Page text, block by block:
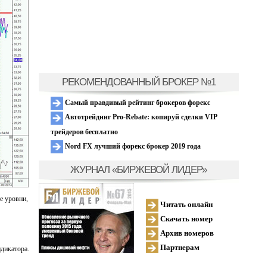
уровни,
РЕКОМЕНДОВАННЫЙ БРОКЕР №1
Самый правдивый рейтинг брокеров форекс
Автотрейдинг Pro-Rebate: копируй сделки VIP
трейдеров бесплатно
Nord FX лучший форекс брокер 2019 года
ЖУРНАЛ «БИРЖЕВОЙ ЛИДЕР»
Читать онлайн
Скачать номер
Архив номеров
Партнерам